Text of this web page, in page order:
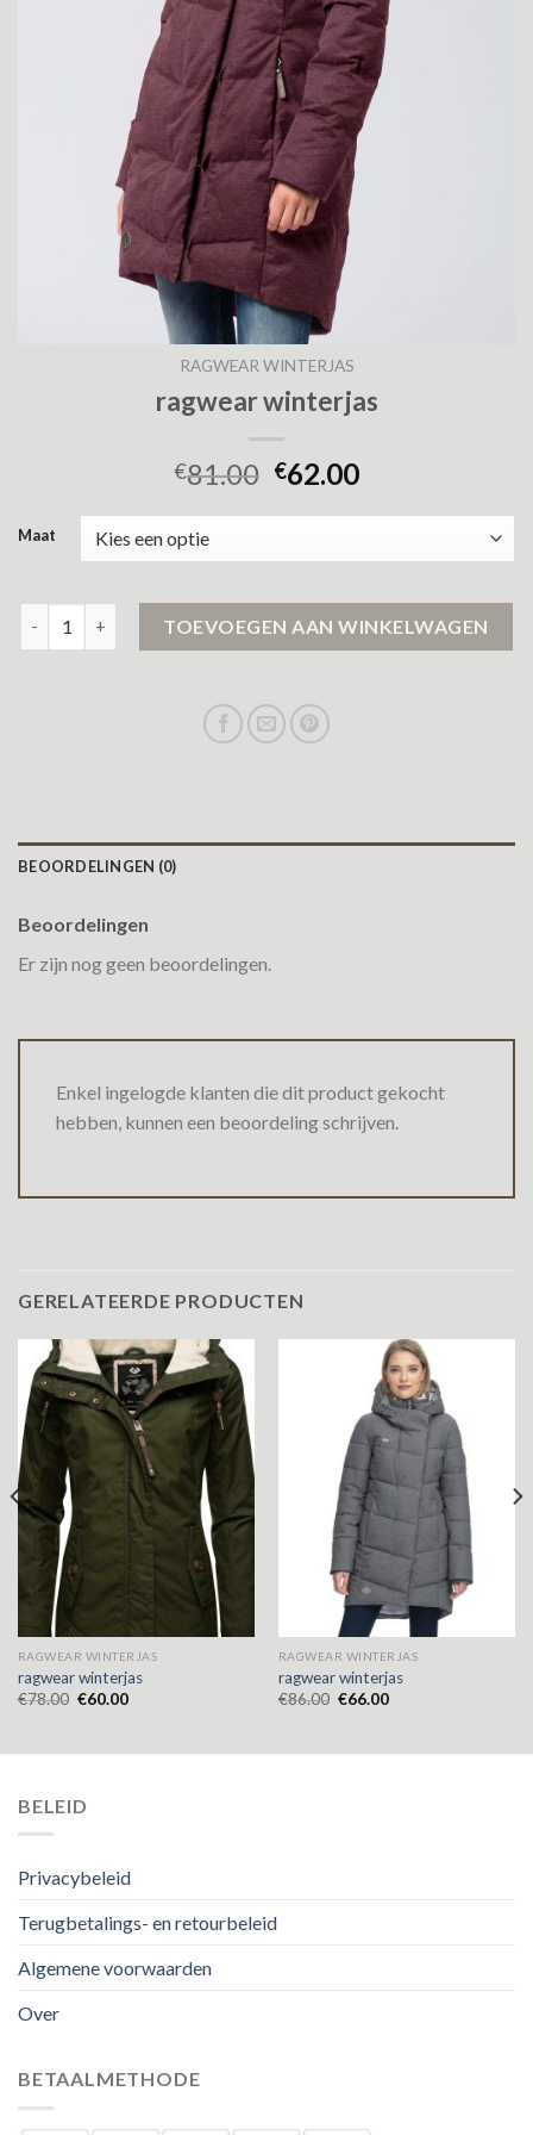
RAGWEAR WINTERJAS
ragwear winterjas
€81.00 €62.00
Maat
TOEVOEGEN AAN WINKELWAGEN
BEOORDELINGEN (0)
Beoordelingen
Er zijn nog geen beoordelingen.
Enkel ingelogde klanten die dit product gekocht
hebben, kunnen een beoordeling schrijven.
GERELATEERDE PRODUCTEN
RAGWEAR WINTERJAS
ragwear winterjas
€78.00 €60.00
RAGWEAR WINTERJAS
ragwear winterjas
€86.00 €66.00
BELEID
Privacybeleid
Terugbetalings- en retourbeleid
Algemene voorwaarden
Over
BETAALMETHODE